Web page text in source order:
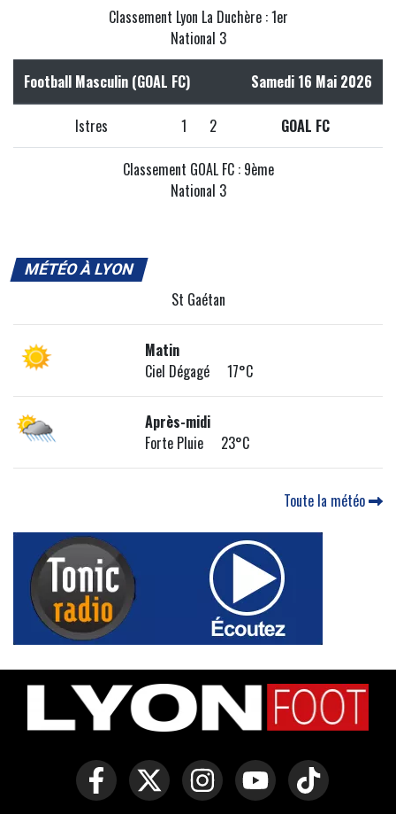
Classement Lyon La Duchère : 1er
National 3
Football Masculin (GOAL FC) Samedi 16 Mai 2026
Istres 1 2 GOAL FC
Classement GOAL FC : 9ème
National 3
MÉTÉO À LYON
St Gaétan
Matin
Ciel Dégagé 17°C
Après-midi
Forte Pluie 23°C
Toute la météo